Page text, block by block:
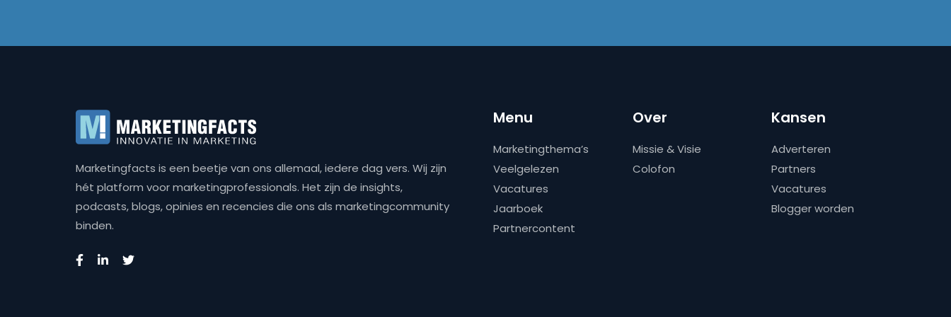
Marketingfacts is een beetje van ons allemaal, iedere dag vers. Wij zijn
hét platform voor marketingprofessionals. Het zijn de insights,
podcasts, blogs, opinies en recencies die ons als marketingcommunity
binden.
Menu
Marketingthema’s
Veelgelezen
Vacatures
Jaarboek
Partnercontent
Over
Missie & Visie
Colofon
Kansen
Adverteren
Partners
Vacatures
Blogger worden